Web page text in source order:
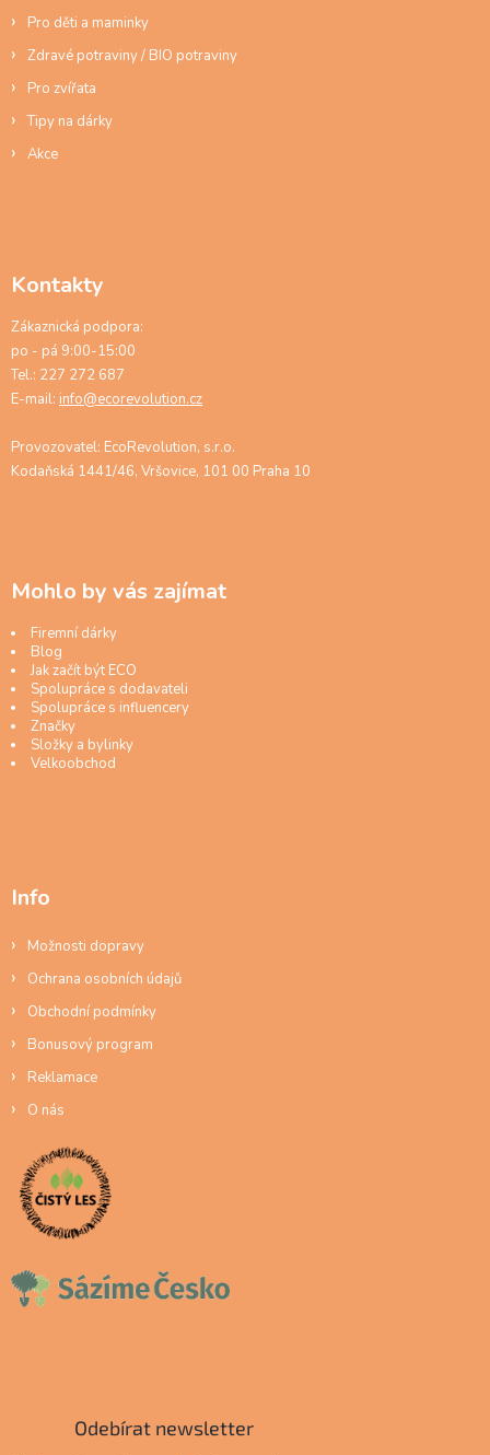
Pro děti a maminky
Zdravé potraviny / BIO potraviny
Pro zvířata
Tipy na dárky
Akce
Kontakty
Zákaznická podpora:
po - pá 9:00-15:00
Tel.: 227 272 687
E-mail: info@ecorevolution.cz
Provozovatel: EcoRevolution, s.r.o.
Kodaňská 1441/46, Vršovice, 101 00 Praha 10
Mohlo by vás zajímat
Firemní dárky
Blog
Jak začít být ECO
Spolupráce s dodavateli
Spolupráce s influencery
Značky
Složky a bylinky
Velkoobchod
Info
Možnosti dopravy
Ochrana osobních údajů
Obchodní podmínky
Bonusový program
Reklamace
O nás
Odebírat newsletter